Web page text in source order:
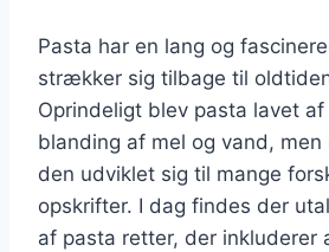
Pasta har en lang og
strækker sig tilbage til
Oprindeligt blev pasta lavet af
blanding af mel og vand,
den udviklet sig til mange
opskrifter. I dag findes der
af pasta retter, der inkluderer